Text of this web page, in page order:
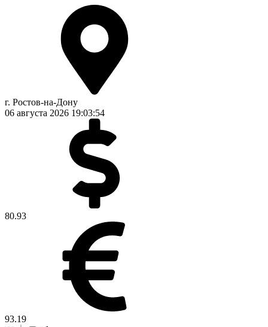
г. Ростов-на-Дону
06 августа 2026 19:03:54
80.93
93.19